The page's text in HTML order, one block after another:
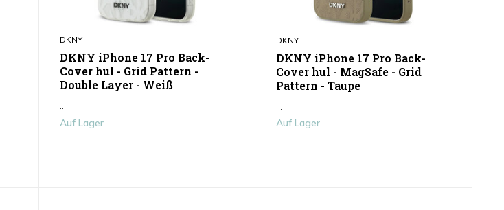
DKNY
DKNY iPhone 17 Pro Back-
Cover hul - Grid Pattern -
Double Layer - Weiß
...
Auf Lager
DKNY
DKNY iPhone 17 Pro Back-
Cover hul - MagSafe - Grid
Pattern - Taupe
...
Auf Lager